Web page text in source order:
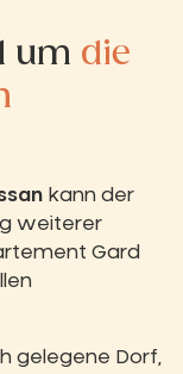
um die
kann der
weiterer
Gard
gelegene Dorf,